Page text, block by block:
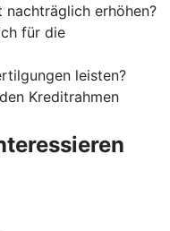
nachträglich erhöhen?
für die
leisten?
Kreditrahmen